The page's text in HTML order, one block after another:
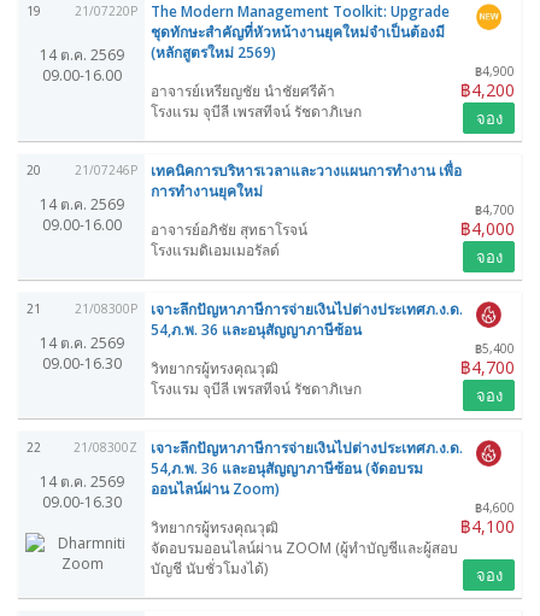
19 21/07220P
14 ต.ค. 2569
09.00-16.00
The Modern Management Toolkit: Upgrade
ชุดทักษะสำคัญที่หัวหน้างานยุคใหม่จำเป็นต้องมี
(หลักสูตรใหม่ 2569)
฿4,900
฿4,200
อาจารย์เหรียญชัย นำชัยศรีค้า
โรงแรม จุบีลี เพรสทีจน์ รัชดาภิเษก
จอง
20 21/07246P
14 ต.ค. 2569
09.00-16.00
เทคนิคการบริหารเวลาและวางแผนการทำงาน เพื่อ
การทำงานยุคใหม่
฿4,700
฿4,000
อาจารย์อภิชัย สุทธาโรจน์
โรงแรมดิเอมเมอรัลด์
จอง
21 21/08300P
14 ต.ค. 2569
09.00-16.30
เจาะลึกปัญหาภาษีการจ่ายเงินไปต่างประเทศภ.ง.ด.
54,ภ.พ. 36 และอนุสัญญาภาษีซ้อน
฿5,400
฿4,700
วิทยากรผู้ทรงคุณวุฒิ
โรงแรม จุบีลี เพรสทีจน์ รัชดาภิเษก
จอง
22 21/08300Z
14 ต.ค. 2569
09.00-16.30
เจาะลึกปัญหาภาษีการจ่ายเงินไปต่างประเทศภ.ง.ด.
54,ภ.พ. 36 และอนุสัญญาภาษีซ้อน (จัดอบรม
ออนไลน์ผ่าน Zoom)
฿4,600
฿4,100
วิทยากรผู้ทรงคุณวุฒิ
จัดอบรมออนไลน์ผ่าน ZOOM (ผู้ทำบัญชีและผู้สอบ
บัญชี นับชั่วโมงได้)
จอง